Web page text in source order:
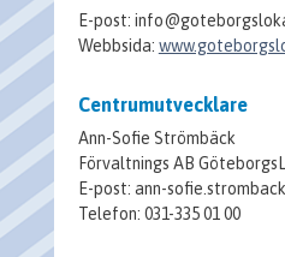
E-post:
Webbsida:
Centrumutvecklare
Ann-Sofie Strömbäck
Förvaltnings AB
E-post: ann-
Telefon: 031-335 01 00